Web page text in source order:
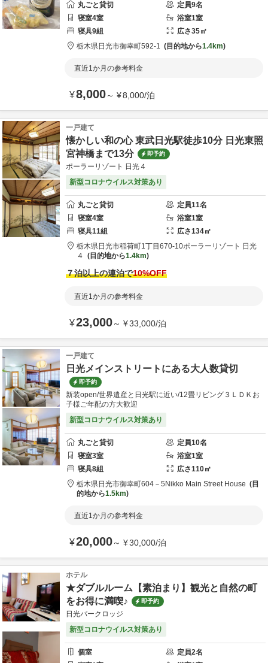
丸ごと貸切 定員9名
寝室4室 浴室1室
寝具9組 広さ35㎡
栃木県日光市御幸町592-1 目的地から1.4km
直近1か月の参考料金
¥8,000～ ¥8,000/泊
一戸建て
懐かしい和の心 東武日光駅徒歩10分 日光東照
宮神橋まで13分
即予約
ポーラーリゾート 日光４
新型コロナウイルス対策あり
丸ごと貸切 定員11名
寝室4室 浴室1室
寝具11組 広さ134㎡
栃木県日光市稲荷町1丁目670-10ポーラーリゾート 日光
４
目的地から1.4km
７泊以上の連泊で10%OFF
直近1か月の参考料金
¥23,000～ ¥33,000/泊
一戸建て
日光メインストリートにある大人数貸切
即予約
新装open/世界遺産と日光駅に近い/12畳リビング３ＬＤＫお
子様ご年配の方大歓迎
新型コロナウイルス対策あり
丸ごと貸切 定員10名
寝室3室 浴室1室
寝具8組 広さ110㎡
栃木県日光市御幸町604－5 Nikko Main Street House
目
的地から1.5km
直近1か月の参考料金
¥20,000～ ¥30,000/泊
ホテル
★ダブルルーム【素泊まり】観光と自然の町
をお得に満喫♪
即予約
日光パークロッジ
新型コロナウイルス対策あり
個室 定員2名